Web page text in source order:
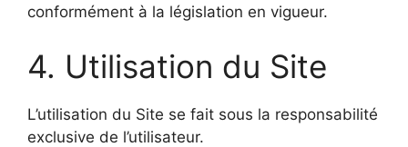
conformément à la législation en vigueur.
4. Utilisation du Site
L’utilisation du Site se fait sous la responsabilité
exclusive de l’utilisateur.